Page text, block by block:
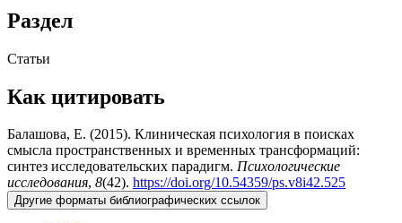
Раздел
Статьи
Как цитировать
Балашова, Е. (2015). Клиническая психология в поисках
смысла пространственных и временных трансформаций:
синтез исследовательских парадигм. Психологические
исследования, 8(42). https://doi.org/10.54359/ps.v8i42.525
Другие форматы библиографических ссылок